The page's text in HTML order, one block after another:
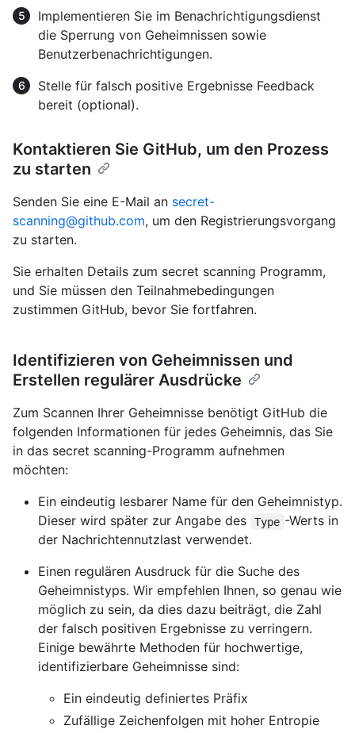
Implementieren Sie im Benachrichtigungsdienst
die Sperrung von Geheimnissen sowie
Benutzerbenachrichtigungen.
Stelle für falsch positive Ergebnisse Feedback
bereit (optional).
Kontaktieren Sie GitHub, um den Prozess
zu starten
Senden Sie eine E-Mail an secret-
scanning@github.com, um den Registrierungsvorgang
zu starten.
Sie erhalten Details zum secret scanning Programm,
und Sie müssen den Teilnahmebedingungen
zustimmen GitHub, bevor Sie fortfahren.
Identifizieren von Geheimnissen und
Erstellen regulärer Ausdrücke
Zum Scannen Ihrer Geheimnisse benötigt GitHub die
folgenden Informationen für jedes Geheimnis, das Sie
in das secret scanning-Programm aufnehmen
möchten:
Ein eindeutig lesbarer Name für den Geheimnistyp.
Dieser wird später zur Angabe des
Type -Werts in
der Nachrichtennutzlast verwendet.
Einen regulären Ausdruck für die Suche des
Geheimnistyps. Wir empfehlen Ihnen, so genau wie
möglich zu sein, da dies dazu beiträgt, die Zahl
der falsch positiven Ergebnisse zu verringern.
Einige bewährte Methoden für hochwertige,
identifizierbare Geheimnisse sind:
Ein eindeutig definiertes Präfix
Zufällige Zeichenfolgen mit hoher Entropie